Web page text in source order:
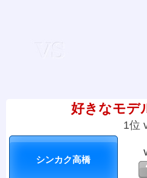
好きなモデ
1位